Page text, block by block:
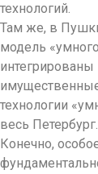
технологий.
Там же, в
модель
технологии
весь Петербург.
Конечно,